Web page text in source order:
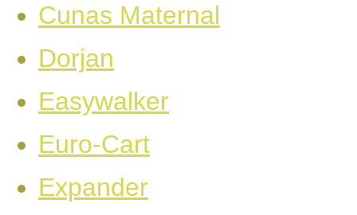
Cunas Maternal
Dorjan
Easywalker
Euro-Cart
Expander